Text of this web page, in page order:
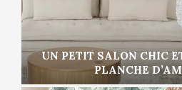
UN PETIT SALON CHIC
PLANCHE